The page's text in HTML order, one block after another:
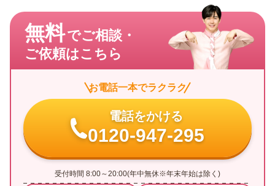
無料でご相談・
ご依頼はこちら
お電話一本でラクラク
電話をかける
0120-947-295
受付時間 8:00～20:00(年中無休※年末年始は除く)